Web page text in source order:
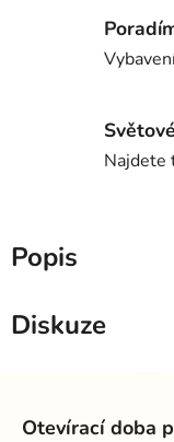
Najdete
Popis
Diskuze
Otevírací doba